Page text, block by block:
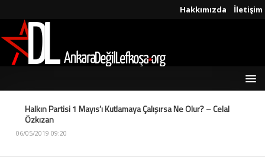
Hakkımızda İletişim
Halkın Partisi 1 Mayıs’ı Kutlamaya Çalışırsa Ne Olur? – Celal
Özkızan
06/05/2019 09:20